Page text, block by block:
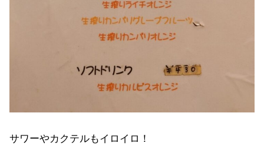
サワーやカクテルもイロイロ！